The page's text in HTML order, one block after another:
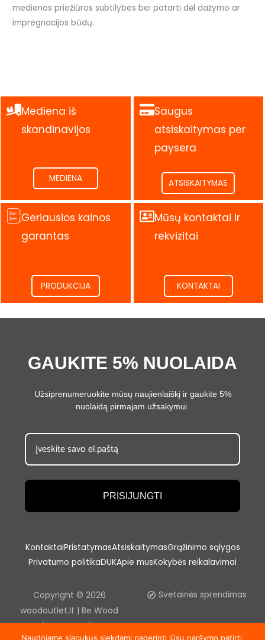
medienos priežiūros subtilybes bei patarti dėl dažymo ar
impregnacijos būdų.
Mediena iš
skandinavijos
.
MEDIENA
Saugus
atsiskaitymas per
paysera
.
ATSISKAITYMAS
Geriausios kainos
garantas
.
PRODUKCIJA
Mūsų kontaktai ir
rekvizitai
.
KONTAKTAI
GAUKITE 5% NUOLAIDA
Užsiprenumeruokite mūsų naujienlaiškį ir gaukite 5%
nuolaidą pirmajam užsakymui.
PRISIJUNGTI
KontaktaiPristatymasAtsiskaitymasGrąžinimo sąlygos
Privatumo politikaDUKApie musKokybės reikalavimai
Copyright © 2026
woodoutlet.lt | Be Wood
outlet, UAB sutikimo
Svetainės sprendimas
Naudojame slapukus siekdami pagerinti jūsų naršymo patirtį,